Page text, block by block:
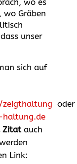
wo es
wo Gräben
unser
sich auf
oder
Zitatauch
Link: